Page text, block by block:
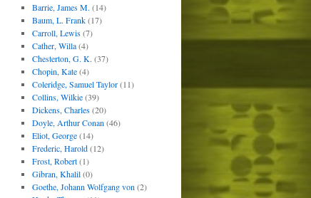
Barrie, James M. (14)
Baum, L. Frank(17)
Carroll, Lewis(7)
Cather, Willa(4)
Chesterton, G. K. (37)
Chopin, Kate(4)
Coleridge, Samuel Taylor(11)
Collins, Wilkie(39)
Dickens, Charles(20)
Doyle, Arthur Conan (46)
Eliot, George(14)
Frederic, Harold(12)
Frost, Robert(1)
Gibran, Khalil(0)
Goethe, Johann Wolfgang von (2)